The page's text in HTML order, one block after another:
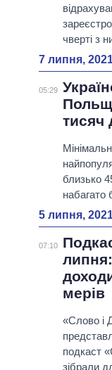
чверті з
7 липня,
05:29
тисяч
близько
набагато
5 липня,
07:10
мерів
«Слово і
подкаст
зібрали